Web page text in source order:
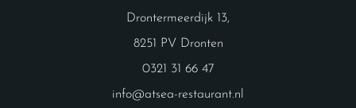
Drontermeerdijk 13,
8251 PV Dronten
0321 31 66 47
info@atsea-restaurant.nl